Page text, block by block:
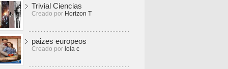
Trivial Ciencias
Creado por Horizon T
paizes europeos
Creado por lola c